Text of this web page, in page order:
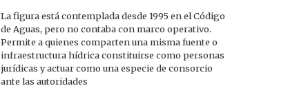
La figura está contemplada desde 1995 en el Código
de Aguas, pero no contaba con marco operativo.
Permite a quienes comparten una misma fuente o
infraestructura hídrica constituirse como personas
jurídicas y actuar como una especie de consorcio
ante las autoridades